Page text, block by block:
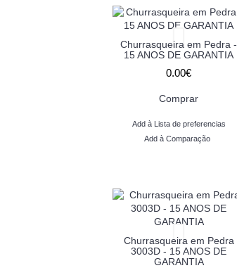
Churrasqueira em Pedra -
15 ANOS DE GARANTIA
0.00€
Comprar
Add à Lista de preferencias
Add à Comparação
Churrasqueira em Pedra
3003D - 15 ANOS DE
GARANTIA